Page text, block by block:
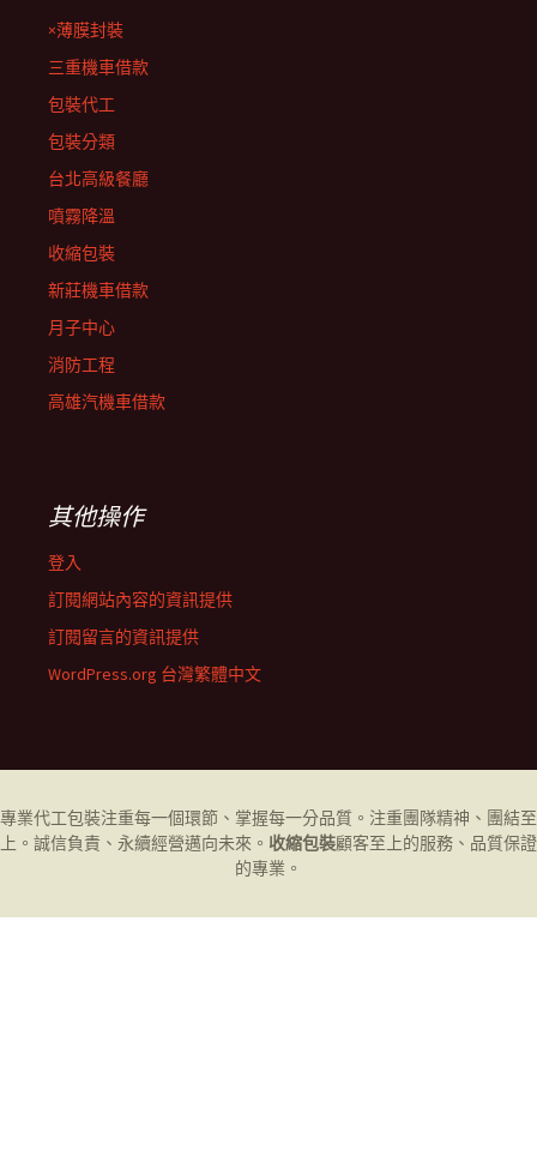
×薄膜封裝
三重機車借款
包裝代工
包裝分類
台北高級餐廳
噴霧降溫
收縮包裝
新莊機車借款
月子中心
消防工程
高雄汽機車借款
其他操作
登入
訂閱網站內容的資訊提供
訂閱留言的資訊提供
WordPress.org 台灣繁體中文
專業代工包裝注重每一個環節、掌握每一分品質。注重團隊精神、團結至
上。誠信負責、永續經營邁向未來。 收縮包裝顧客至上的服務、品質保證
的專業。